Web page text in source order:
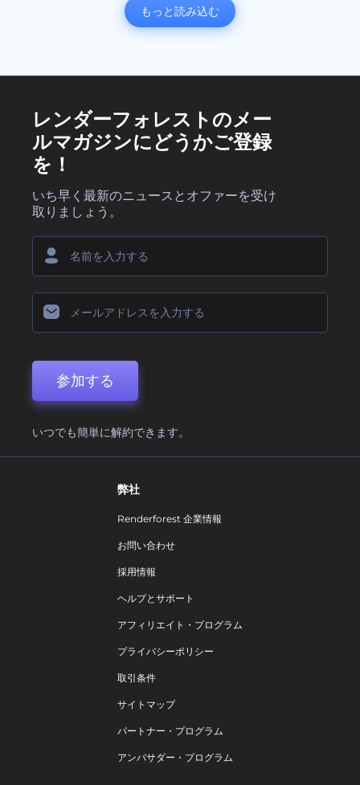
もっと読み込む
レンダーフォレストのメー
ルマガジンにどうかご登録
を！
いち早く最新のニュースとオファーを受け
取りましょう。
参加する
いつでも簡単に解約できます。
弊社
Renderforest 企業情報
お問い合わせ
採用情報
ヘルプとサポート
アフィリエイト・プログラム
プライバシーポリシー
取引条件
サイトマップ
パートナー・プログラム
アンバサダー・プログラム